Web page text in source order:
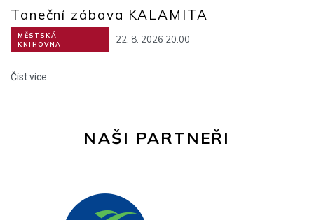
MĚSTSKÁ
KNIHOVNA
22. 8. 2026 20:00
Taneční zábava KALAMITA
Číst více
NAŠI PARTNEŘI